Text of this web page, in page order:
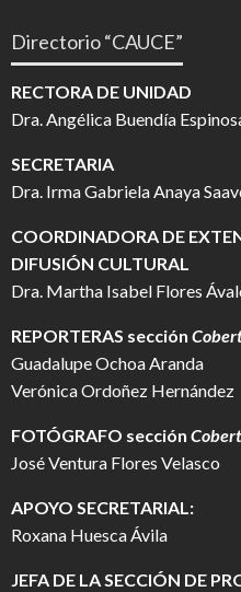
Directorio “CAUCE”
RECTORA DE UNIDAD
Dra. Angélica Buendía
SECRETARIA
Dra. Irma Gabriela Anaya
COORDINADORA DE
DIFUSIÓN CULTURAL
Dra. Martha Isabel Flores
REPORTERAS sección
Guadalupe Ochoa Aranda
Verónica Ordoñez Hernández
FOTÓGRAFO sección
José Ventura Flores Velasco
APOYO SECRETARIAL:
Roxana Huesca Ávila
JEFA DE LA SECCIÓN DE